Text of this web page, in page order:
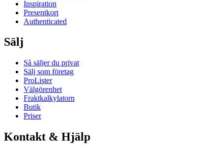
Inspiration
Presentkort
Authenticated
Sälj
Så säljer du privat
Sälj som företag
ProLister
Välgörenhet
Fraktkalkylatorn
Butik
Priser
Kontakt & Hjälp